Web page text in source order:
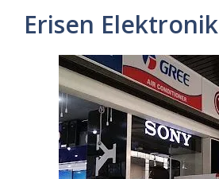
Erisen Elektronik